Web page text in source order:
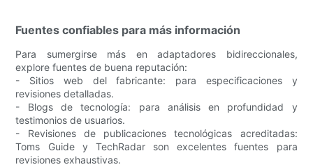
Fuentes confiables para más información
Para sumergirse más en adaptadores bidireccionales,
explore fuentes de buena reputación:
- Sitios web del fabricante: para especificaciones y
revisiones detalladas.
- Blogs de tecnología: para análisis en profundidad y
testimonios de usuarios.
- Revisiones de publicaciones tecnológicas acreditadas:
Toms Guide y TechRadar son excelentes fuentes para
revisiones exhaustivas.